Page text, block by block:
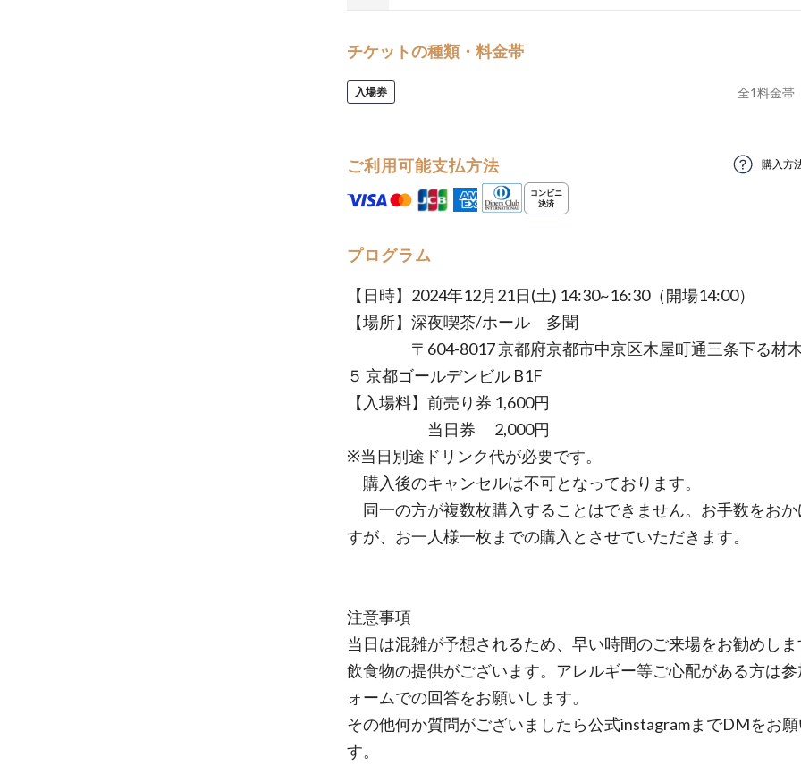
チケットの種類・料金帯
入場券 全1料金帯
ご利用可能支払方法 購入方
プログラム
【日時】2024年12月21日(土) 14:30~16:30（開場14:00）
【場所】深夜喫茶/ホール 多聞
〒604-8017 京都府京都市中京区木屋町通三条下る材木
５ 京都ゴールデンビル B1F
【入場料】前売り券 1,600円
当日券 2,000円
※当日別途ドリンク代が必要です。
購入後のキャンセルは不可となっております。
同一の方が複数枚購入することはできません。お手数をおか
すが、お一人様一枚までの購入とさせていただきます。
注意事項
当日は混雑が予想されるため、早い時間のご来場をお勧めしま
飲食物の提供がございます。アレルギー等ご心配がある方は参
ォームでの回答をお願いします。
その他何か質問がございましたら公式instagramまでDMをお願
す。